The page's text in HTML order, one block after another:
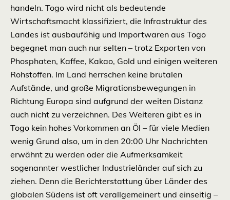
handeln. Togo wird nicht als bedeutende
Wirtschaftsmacht klassifiziert, die Infrastruktur des
Landes ist ausbaufähig und Importwaren aus Togo
begegnet man auch nur selten – trotz Exporten von
Phosphaten, Kaffee, Kakao, Gold und einigen weiteren
Rohstoffen. Im Land herrschen keine brutalen
Aufstände, und große Migrationsbewegungen in
Richtung Europa sind aufgrund der weiten Distanz
auch nicht zu verzeichnen. Des Weiteren gibt es in
Togo kein hohes Vorkommen an Öl – für viele Medien
wenig Grund also, um in den 20:00 Uhr Nachrichten
erwähnt zu werden oder die Aufmerksamkeit
sogenannter westlicher Industrieländer auf sich zu
ziehen. Denn die Berichterstattung über Länder des
globalen Südens ist oft verallgemeinert und einseitig –